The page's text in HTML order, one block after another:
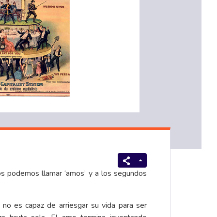
llamar ‘amos’ y a los segundos
es capaz de arriesgar su vida para ser